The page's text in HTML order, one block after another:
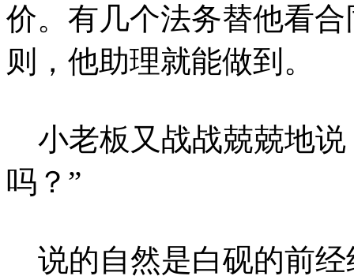
价。有几个法务替他看
则，他助理就能做到。
小老板又战战兢兢地说
吗？”
说的自然是白砚的前经